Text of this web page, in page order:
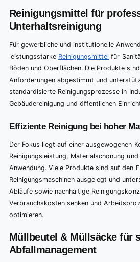
Reinigungsmittel für
Unterhaltsreinigung
Für gewerbliche und institutionelle
leistungsstarke Reinigungsmittel für
Böden und Oberflächen. Die Produkte
Anforderungen abgestimmt und
standardisierte Reinigungsprozesse in
Gebäudereinigung und öffentlichen
Effiziente Reinigung bei hoher
Der Fokus liegt auf einer ausgewogenen
Reinigungsleistung, Materialschonung
Anwendung. Viele Produkte sind auf den
Reinigungsmaschinen ausgelegt und
Abläufe sowie nachhaltige
Verbrauchskosten senken und
optimieren.
Müllbeutel & Müllsäcke für
Abfallmanagement